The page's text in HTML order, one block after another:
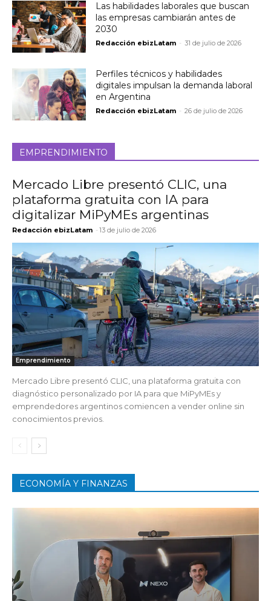
Las habilidades laborales que buscan
las empresas cambiarán antes de
2030
Redacción ebizLatam - 31 de julio de 2026
Perfiles técnicos y habilidades
digitales impulsan la demanda laboral
en Argentina
Redacción ebizLatam - 26 de julio de 2026
EMPRENDIMIENTO
Mercado Libre presentó CLIC, una
plataforma gratuita con IA para
digitalizar MiPyMEs argentinas
Redacción ebizLatam - 13 de julio de 2026
Emprendimiento
Mercado Libre presentó CLIC, una plataforma gratuita con
diagnóstico personalizado por IA para que MiPyMEs y
emprendedores argentinos comiencen a vender online sin
conocimientos previos.
ECONOMÍA Y FINANZAS